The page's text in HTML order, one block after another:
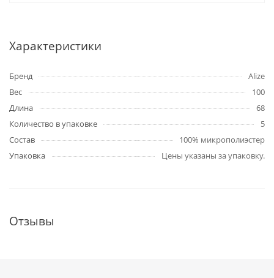
Характеристики
Бренд
Alize
Вес
100
Длина
68
Количество в упаковке
5
Состав
100% микрополиэстер
Упаковка
Цены указаны за упаковку.
Отзывы